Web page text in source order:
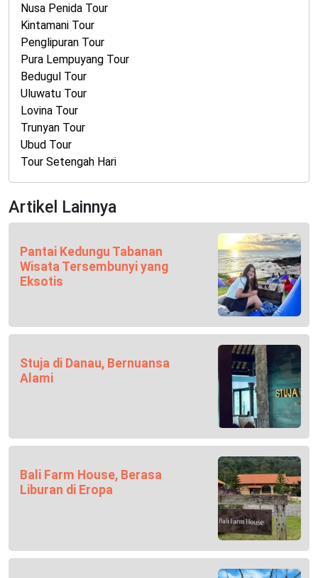
Nusa Penida Tour
Kintamani Tour
Penglipuran Tour
Pura Lempuyang Tour
Bedugul Tour
Uluwatu Tour
Lovina Tour
Trunyan Tour
Ubud Tour
Tour Setengah Hari
Artikel Lainnya
Pantai Kedungu Tabanan
Wisata Tersembunyi yang
Eksotis
Stuja di Danau, Bernuansa
Alami
Bali Farm House, Berasa
Liburan di Eropa